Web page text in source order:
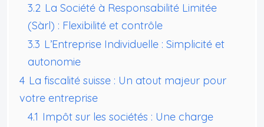
3.2 La Société à Responsabilité Limitée
(Sàrl) : Flexibilité et contrôle
3.3 L’Entreprise Individuelle : Simplicité et
autonomie
4 La fiscalité suisse : Un atout majeur pour
votre entreprise
4.1 Impôt sur les sociétés : Une charge